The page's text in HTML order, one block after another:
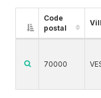
Code
postal
70000